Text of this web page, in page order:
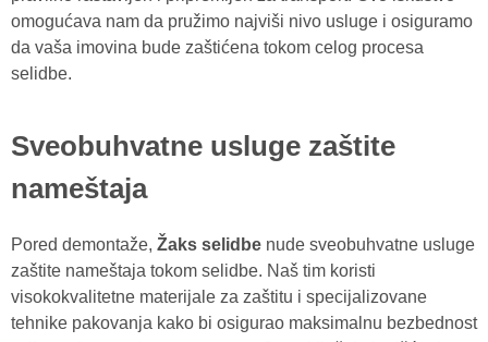
omogućava nam da pružimo najviši nivo usluge i osiguramo
da vaša imovina bude zaštićena tokom celog procesa
selidbe.
Sveobuhvatne usluge zaštite
nameštaja
Pored demontaže, Žaks selidbe nude sveobuhvatne usluge
zaštite nameštaja tokom selidbe. Naš tim koristi
visokokvalitetne materijale za zaštitu i specijalizovane
tehnike pakovanja kako bi osigurao maksimalnu bezbednost